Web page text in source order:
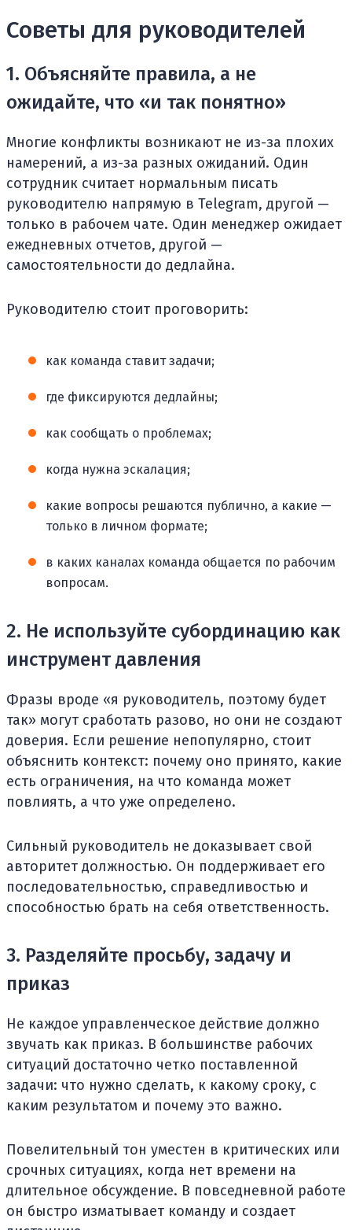
Советы для руководителей
1. Объясняйте правила, а не
ожидайте, что «и так понятно»
Многие конфликты возникают не из-за плохих
намерений, а из-за разных ожиданий. Один
сотрудник считает нормальным писать
руководителю напрямую в Telegram, другой —
только в рабочем чате. Один менеджер ожидает
ежедневных отчетов, другой —
самостоятельности до дедлайна.
Руководителю стоит проговорить:
как команда ставит задачи;
где фиксируются дедлайны;
как сообщать о проблемах;
когда нужна эскалация;
какие вопросы решаются публично, а какие —
только в личном формате;
в каких каналах команда общается по рабочим
вопросам.
2. Не используйте субординацию как
инструмент давления
Фразы вроде «я руководитель, поэтому будет
так» могут сработать разово, но они не создают
доверия. Если решение непопулярно, стоит
объяснить контекст: почему оно принято, какие
есть ограничения, на что команда может
повлиять, а что уже определено.
Сильный руководитель не доказывает свой
авторитет должностью. Он поддерживает его
последовательностью, справедливостью и
способностью брать на себя ответственность.
3. Разделяйте просьбу, задачу и
приказ
Не каждое управленческое действие должно
звучать как приказ. В большинстве рабочих
ситуаций достаточно четко поставленной
задачи: что нужно сделать, к какому сроку, с
каким результатом и почему это важно.
Повелительный тон уместен в критических или
срочных ситуациях, когда нет времени на
длительное обсуждение. В повседневной работе
он быстро изматывает команду и создает